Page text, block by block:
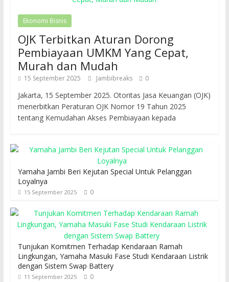
Ekonomi Bisnis
OJK Terbitkan Aturan Dorong
Pembiayaan UMKM Yang Cepat,
Murah dan Mudah
15 September 2025 Jambibreaks 0
Jakarta, 15 September 2025. Otoritas Jasa Keuangan (OJK)
menerbitkan Peraturan OJK Nomor 19 Tahun 2025
tentang Kemudahan Akses Pembiayaan kepada
Yamaha Jambi Beri Kejutan Special Untuk Pelanggan
Loyalnya
15 September 2025 0
Tunjukan Komitmen Terhadap Kendaraan Ramah
Lingkungan, Yamaha Masuki Fase Studi Kendaraan Listrik
dengan Sistem Swap Battery
11 September 2025 0